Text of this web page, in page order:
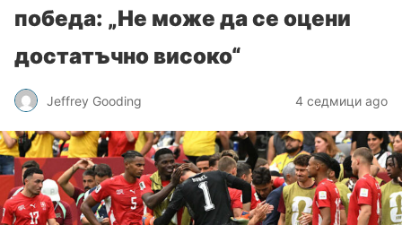
победа: „Не може да се оцени
достатъчно високо“
Jeffrey Gooding 4 седмици ago